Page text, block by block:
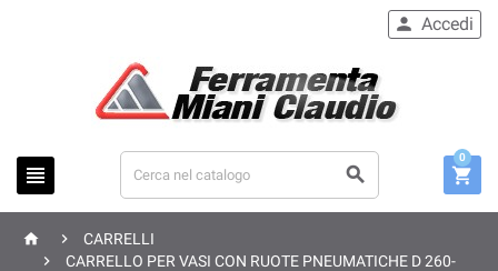
 
 Accedi

0
 
CARRELLI

CARRELLO PER VASI CON RUOTE PNEUMATICHE D 260-